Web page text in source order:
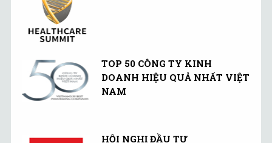
TOP 50 CÔNG TY KINH
DOANH HIỆU QUẢ NHẤT VIỆT
NAM
HỘI NGHỊ ĐẦU TƯ